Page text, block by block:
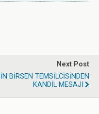
Next Post
BİRSEN TEMSİLCİSİNDEN
KANDİL MESAJI